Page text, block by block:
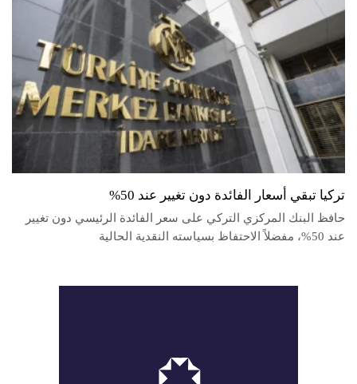
تركيا تبقي أسعار الفائدة دون تغيير عند 50%
حافظ البنك المركزي التركي على سعر الفائدة الرئيسي دون تغيير
عند 50%، مفضلاً الاحتفاظ بسياسته النقدية الحالية